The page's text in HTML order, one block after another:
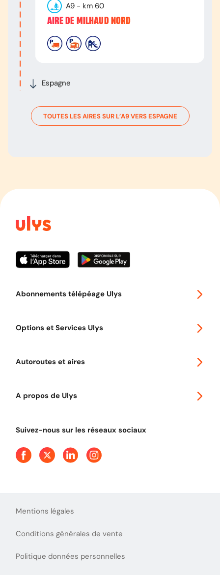
Espagne
A9 - km 60
AIRE DE MILHAUD NORD
TOUTES LES AIRES SUR L’A9VERS ESPAGNE
Abonnements télépéage Ulys
Options et Services Ulys
Autoroutes et aires
A propos de Ulys
Presse
Suivez-nous sur les réseaux sociaux
Mentions légales
Conditions générales de vente
Politique données personnelles